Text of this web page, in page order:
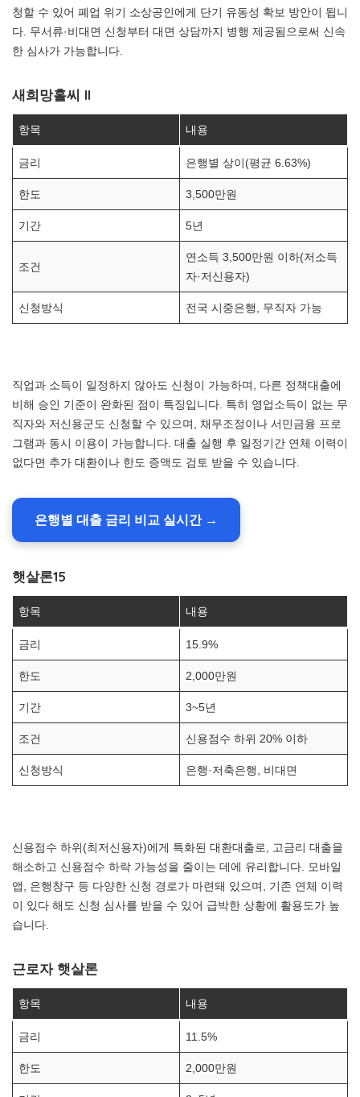
청할 수 있어 폐업 위기 소상공인에게 단기 유동성 확보 방안이 됩니
다. 무서류·비대면 신청부터 대면 상담까지 병행 제공됨으로써 신속
한 심사가 가능합니다.
새희망홀씨 II
항목 내용
금리 은행별 상이(평균 6.63%)
한도 3,500만원
기간 5년
조건
연소득 3,500만원 이하(저소득
자·저신용자)
신청방식 전국 시중은행, 무직자 가능
직업과 소득이 일정하지 않아도 신청이 가능하며, 다른 정책대출에
비해 승인 기준이 완화된 점이 특징입니다. 특히 영업소득이 없는 무
직자와 저신용군도 신청할 수 있으며, 채무조정이나 서민금융 프로
그램과 동시 이용이 가능합니다. 대출 실행 후 일정기간 연체 이력이
없다면 추가 대환이나 한도 증액도 검토 받을 수 있습니다.
은행별 대출 금리 비교 실시간 →
햇살론15
항목 내용
금리 15.9%
한도 2,000만원
기간 3~5년
조건 신용점수 하위 20% 이하
신청방식 은행·저축은행, 비대면
신용점수 하위(최저신용자)에게 특화된 대환대출로, 고금리 대출을
해소하고 신용점수 하락 가능성을 줄이는 데에 유리합니다. 모바일
앱, 은행창구 등 다양한 신청 경로가 마련돼 있으며, 기존 연체 이력
이 있다 해도 신청 심사를 받을 수 있어 급박한 상황에 활용도가 높
습니다.
근로자 햇살론
항목 내용
금리 11.5%
한도 2,000만원